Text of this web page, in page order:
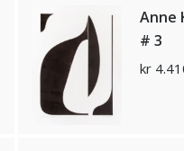
Anne
# 3
kr